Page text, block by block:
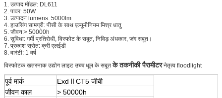
1. उत्पाद मॉडल: DL611
2. पावर: 50W
3. उत्पादन lumens: 5000lm
4. हाउसिंग सामग्री: पीसी के साथ एल्यूमीनियम मिश्र धातु
5. जीवन:> 50000h
6. सुविधा: गर्मी प्रतिरोधी, विस्फोट के सबूत, निविड़ अंधकार, जंग सबूत।
7. प्रकाश स्रोत: क्री एलईडी
8. वारंटी: 1 वर्ष
विस्फोटक खतरनाक उद्योग लाइट उच्च धूल के सबूतके तकनीकी पैरामीटरनेतृत्व floodlight
पूर्व मार्क Exd Ⅱ CT5 जीबी
जीवन काल
> 50000h